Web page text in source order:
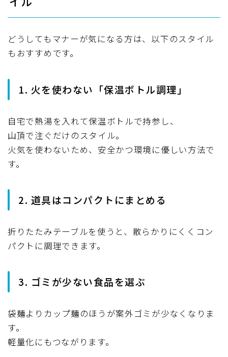
どうしてもマナーが気になる方は、以下のスタイル
もおすすめです。
1. 火を使わない「保温ボトル調理」
自宅で熱湯を入れて保温ボトルで持参し、
山頂で注ぐだけのスタイル。
火気を使わないため、安全かつ環境に優しい方法で
す。
2. 道具はコンパクトにまとめる
折りたたみテーブルを使うと、散らかりにくくコン
パクトに調理できます。
3. ゴミが少ない食品を選ぶ
袋麺よりカップ麺のほうが案外ゴミが少なくなりま
す。
軽量化にもつながります。